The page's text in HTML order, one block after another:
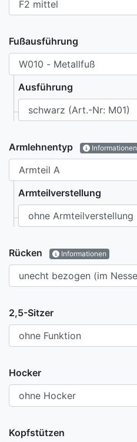
Fußausführung
Ausführung
Armlehnentyp Informationen
Armteilverstellung
Rücken Informationen
2,5-Sitzer
Hocker
Kopfstützen